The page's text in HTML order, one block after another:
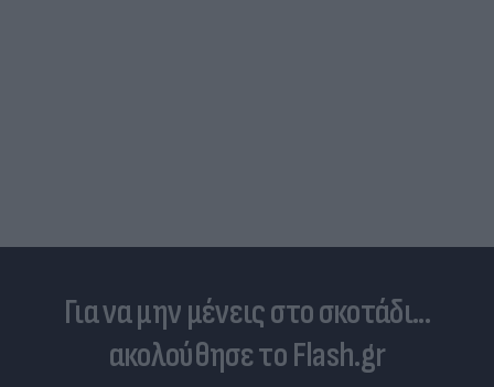
Για να μην μένεις στο σκοτάδι...
ακολούθησε το Flash.gr